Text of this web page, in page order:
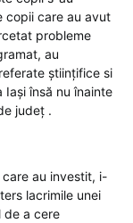
copii care au avut
probleme
au
științifice si
însă nu înainte
județ .
au investit, i-
lacrimile unei
de a cere